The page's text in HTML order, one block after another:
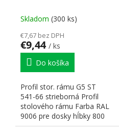
Skladom (300 ks)
€7,67 bez DPH
€9,44 / ks
Do košíka
Profil stor. rámu G5 ST
541-66 strieborná Profil
stolového rámu Farba RAL
9006 pre dosky hĺbky 800
mm Rozmery:...